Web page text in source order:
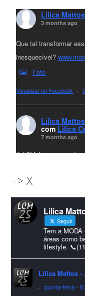
Lilica
3 months ago
Que tal transformar
inesquecível?
Foto
Visualizar no Facebook ·
Lilica
com Lilica
7 months ago
A LCM Assessoria
amigos que sempre
#lcmassessoria
#HappyNewYear
Foto
Visualizar no Facebook ·
Lilica
9 months ago
=> X
Lilica
Seguir
Tem a
áreas como
lifestyle.
Lilica Mattos -
·
quinta-feira -